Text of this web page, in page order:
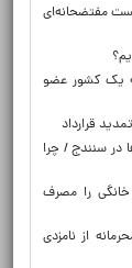
مفتضحانه‌ای
یک کشور عضو
قرارداد
در سنندج / چرا
درصد برق خانگی را مصرف
حمایت محرمانه از نامزدی